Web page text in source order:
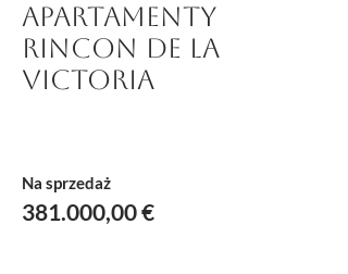
Apartamenty
Rincon de la
Victoria
Na sprzedaż
381.000,00 €